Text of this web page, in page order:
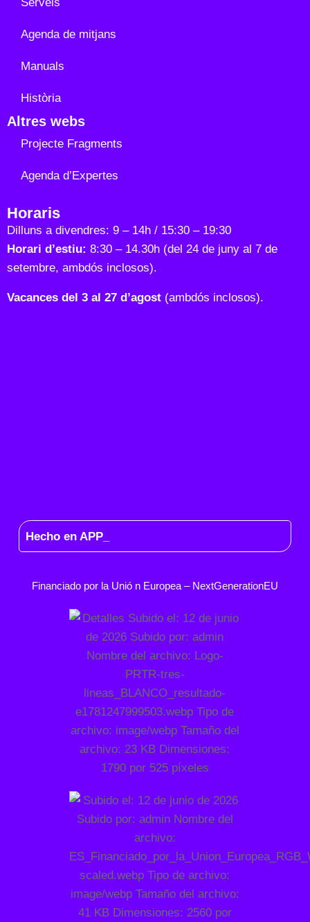
Agenda de mitjans
Manuals
Història
Altres webs
Projecte Fragments
Agenda d’Expertes
Horaris
Dilluns a divendres: 9 – 14h / 15:30 – 19:30
Horari d’estiu: 8:30 – 14.30h (del 24 de juny al 7 de
setembre, ambdós inclosos).
Vacances del 3 al 27 d’agost (ambdós inclosos).
Hecho en APP_
Financiado por la Unió n Europea – NextGenerationEU